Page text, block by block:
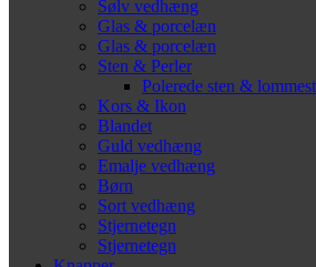
Sølv vedhæng
Glas & porcelæn
Glas & porcelæn
Sten & Perler
Polerede sten &
Kors & Ikon
Blandet
Guld vedhæng
Emalje vedhæng
Børn
Sort vedhæng
Stjernetegn
Stjernetegn